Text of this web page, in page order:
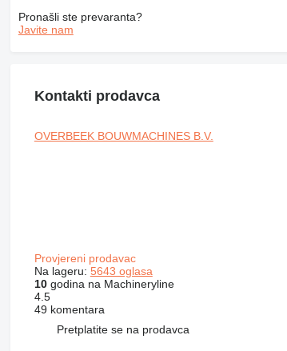
Pronašli ste prevaranta?
Javite nam
Kontakti prodavca
OVERBEEK BOUWMACHINES B.V.
Provjereni prodavac
Na lageru: 5643 oglasa
10godina na Machineryline
4.5
49 komentara
Pretplatite se na prodavca